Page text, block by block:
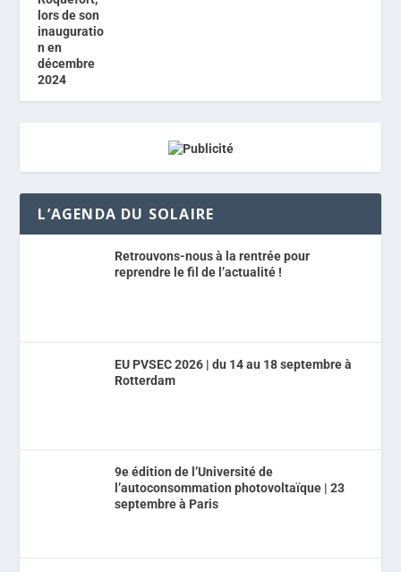
L’AGENDA DU SOLAIRE
Retrouvons-nous à la rentrée pour
reprendre le fil de l’actualité !
EU PVSEC 2026 | du 14 au 18 septembre à
Rotterdam
9e édition de l’Université de
l’autoconsommation photovoltaïque | 23
septembre à Paris